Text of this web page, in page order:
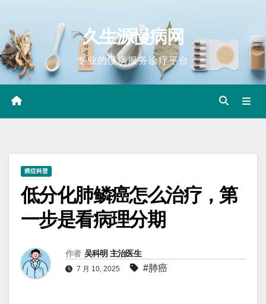
content
久生源慢病网
专业的慢病服务诊疗平台
癌症科普
低分化肺鳞癌怎么治疗，第
一步是看病理分期
作者 吴科明 主治医生
7 月 10, 2025 #肺癌